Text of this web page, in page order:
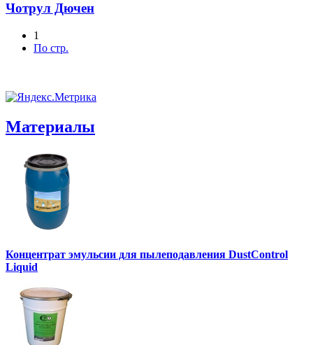
Чотрул Дючен
1
По стр.
Материалы
Концентрат эмульсии для пылеподавления DustControl
Liquid